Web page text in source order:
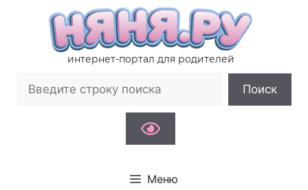
содержимому
интернет-портал для родителей
Поиск
Меню